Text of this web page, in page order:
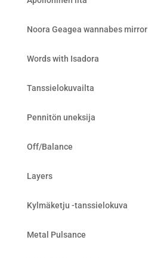
Noora Geagea wannabes mirror
Words with Isadora
Tanssielokuvailta
Pennitön uneksija
Off/Balance
Layers
Kylmäketju -tanssielokuva
Metal Pulsance